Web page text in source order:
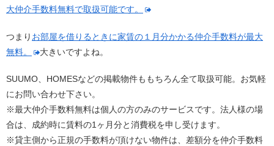
大仲介手数料無料で取扱可能です。
つまり お部屋を借りるときに家賃の１月分かかる仲介手数料が最大
無料。
大きいですよね。
SUUMO、HOMESなどの掲載物件ももちろん全て取扱可能。お気軽
にお問い合わせ下さい。
※最大仲介手数料無料は個人の方のみのサービスです。法人様の場
合は、成約時に賃料の1ヶ月分と消費税を申し受けます。
※貸主側から正規の手数料が頂けない物件は、差額分を仲介手数料